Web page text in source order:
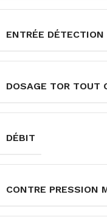
ENTRÉE
DOSAGE TOR TOUT
DÉBIT
CONTRE PRESSION